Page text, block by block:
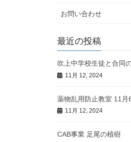
お問い合わせ
最近の投稿
吹上中学校生徒と合同
11月 12, 2024
薬物乱用防止教室 11月
11月 12, 2024
CAB事業 足尾の植樹